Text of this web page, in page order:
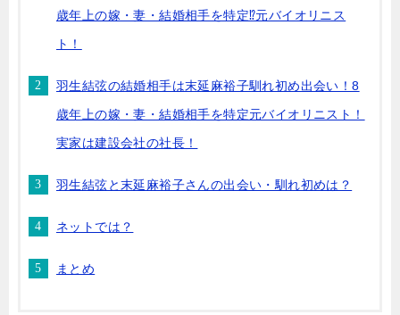
歳年上の嫁・妻・結婚相手を特定⁉元バイオリニス
ト！
羽生結弦の結婚相手は末延麻裕子馴れ初め出会い！8
歳年上の嫁・妻・結婚相手を特定元バイオリニスト！
実家は建設会社の社長！
羽生結弦と末延麻裕子さんの出会い・馴れ初めは？
ネットでは？
まとめ